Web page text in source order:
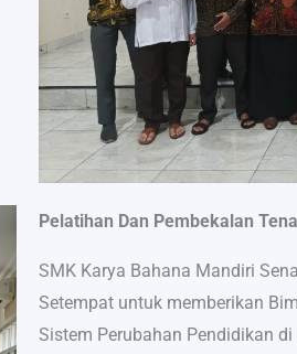
Pelatihan Dan Pembekalan
SMK Karya Bahana Mandiri
Setempat untuk memberikan
Sistem Perubahan Pendidikan